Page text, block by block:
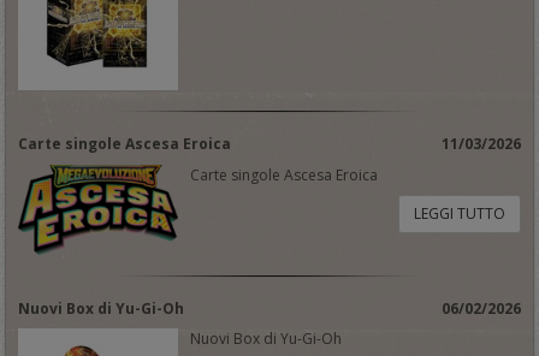
Carte singole Ascesa Eroica
11/03/2026
Carte singole Ascesa Eroica
LEGGI TUTTO
Nuovi Box di Yu-Gi-Oh
06/02/2026
Nuovi Box di Yu-Gi-Oh